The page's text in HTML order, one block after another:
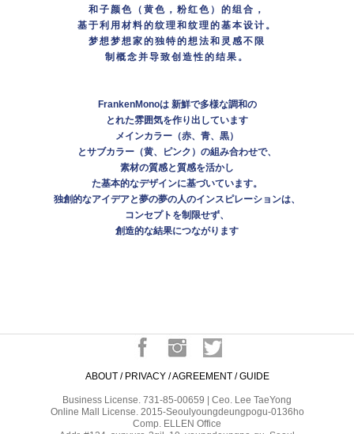
和子颜色（黄色，粉红色）的组合，
基于利用材料的纹理和纹理的基本设计。
梦想梦想家的独特的想法和灵感不限
制概念并导致创造性的结果。
FrankenMonoは 新鮮で多様な調和の
とれた雰囲気を作り出しています
メインカラー（赤、青、黒）
とサブカラー（黄、ピンク）の組み合わせで、
素材の質感と質感を活かし
た基本的なデザインに基づいています。
独創的なアイデアと夢の夢の人のインスピレーションは、
コンセプトを制限せず、
創造的な結果につながります
ABOUT / PRIVACY /AGREEMENT / GUIDE
Business License. 731-85-00659 | Ceo. Lee TaeYong
Online Mall License. 2015-Seoulyoungdeungpogu-0136ho
Comp. ELLEN Office